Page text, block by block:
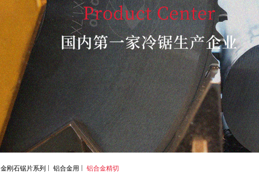
金刚石锯片系列 铝合金用 铝合金精切